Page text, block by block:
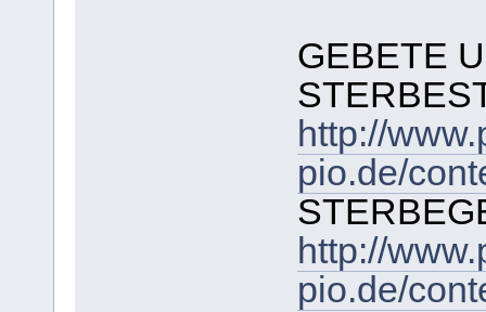
GEBETE
http://
pio.de/
http://
pio.de/